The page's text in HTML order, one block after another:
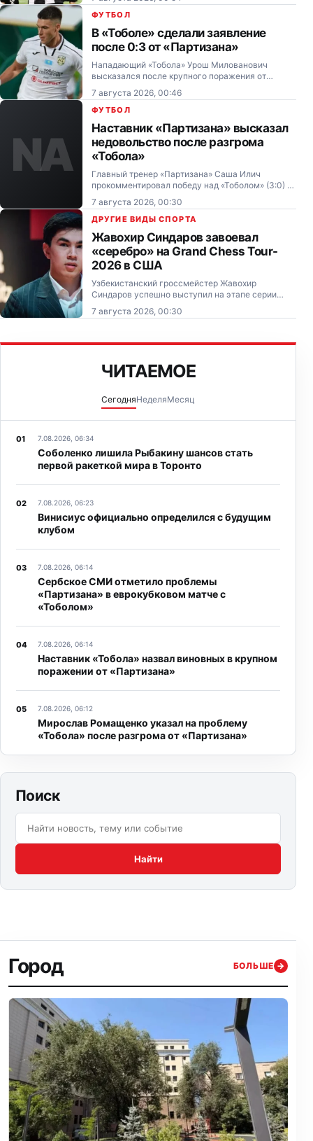
Конференций.
ФУТБОЛ
В «Тоболе» сделали заявление
после 0:3 от «Партизана»
Нападающий «Тобола» Урош Милованович
высказался после крупного поражения от
«Партизана» (0:3) в первом матче третьего
отборочного раунда Лиги Конференций.
7 августа 2026, 00:46
NA
ФУТБОЛ
Наставник «Партизана» высказал
недовольство после разгрома
«Тобола»
Главный тренер «Партизана» Саша Илич
прокомментировал победу над «Тоболом» (3:0) в
первом матче третьего отборочного раунда Лиги
Конференций.
7 августа 2026, 00:30
ДРУГИЕ ВИДЫ СПОРТА
Жавохир Синдаров завоевал
«серебро» на Grand Chess Tour-
2026 в США
Узбекистанский гроссмейстер Жавохир
Синдаров успешно выступил на этапе серии
Grand Chess Tour — Saint Louis Rapid & Blitz 2026
в Сент-Луисе (США).
7 августа 2026, 00:30
ЧИТАЕМОЕ
СегодняНеделяМесяц
7.08.2026, 06:34
Соболенко лишила Рыбакину шансов стать
первой ракеткой мира в Торонто
7.08.2026, 06:23
Винисиус официально определился с будущим
клубом
7.08.2026, 06:14
Сербское СМИ отметило проблемы
«Партизана» в еврокубковом матче с
«Тоболом»
7.08.2026, 06:14
Наставник «Тобола» назвал виновных в крупном
поражении от «Партизана»
7.08.2026, 06:12
Мирослав Ромащенко указал на проблему
«Тобола» после разгрома от «Партизана»
Поиск
Найти
Город БОЛЬШЕ →